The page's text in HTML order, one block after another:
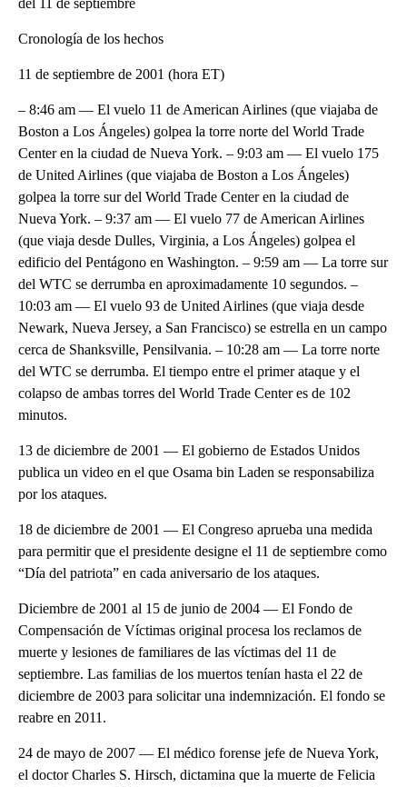
Cronología de los hechos
11 de septiembre de 2001 (hora ET)
– 8:46 am — El vuelo 11 de American Airlines (que viajaba de
Boston a Los Ángeles) golpea la torre norte del World Trade
Center en la ciudad de Nueva York. – 9:03 am — El vuelo 175
de United Airlines (que viajaba de Boston a Los Ángeles)
golpea la torre sur del World Trade Center en la ciudad de
Nueva York. – 9:37 am — El vuelo 77 de American Airlines
(que viaja desde Dulles, Virginia, a Los Ángeles) golpea el
edificio del Pentágono en Washington. – 9:59 am — La torre sur
del WTC se derrumba en aproximadamente 10 segundos. –
10:03 am — El vuelo 93 de United Airlines (que viaja desde
Newark, Nueva Jersey, a San Francisco) se estrella en un campo
cerca de Shanksville, Pensilvania. – 10:28 am — La torre norte
del WTC se derrumba. El tiempo entre el primer ataque y el
colapso de ambas torres del World Trade Center es de 102
minutos.
13 de diciembre de 2001 — El gobierno de Estados Unidos
publica un video en el que Osama bin Laden se responsabiliza
por los ataques.
18 de diciembre de 2001 — El Congreso aprueba una medida
para permitir que el presidente designe el 11 de septiembre como
“Día del patriota” en cada aniversario de los ataques.
Diciembre de 2001 al 15 de junio de 2004 — El Fondo de
Compensación de Víctimas original procesa los reclamos de
muerte y lesiones de familiares de las víctimas del 11 de
septiembre. Las familias de los muertos tenían hasta el 22 de
diciembre de 2003 para solicitar una indemnización. El fondo se
reabre en 2011.
24 de mayo de 2007 — El médico forense jefe de Nueva York,
el doctor Charles S. Hirsch, dictamina que la muerte de Felicia